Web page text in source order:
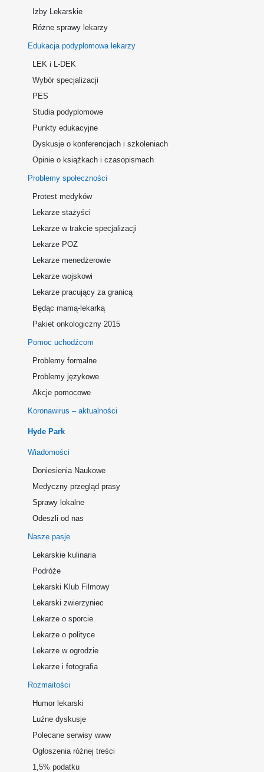
Izby Lekarskie
Różne sprawy lekarzy
Edukacja podyplomowa lekarzy
LEK i L-DEK
Wybór specjalizacji
PES
Studia podyplomowe
Punkty edukacyjne
Dyskusje o konferencjach i szkoleniach
Opinie o książkach i czasopismach
Problemy społeczności
Protest medyków
Lekarze stażyści
Lekarze w trakcie specjalizacji
Lekarze POZ
Lekarze menedżerowie
Lekarze wojskowi
Lekarze pracujący za granicą
Będąc mamą-lekarką
Pakiet onkologiczny 2015
Pomoc uchodźcom
Problemy formalne
Problemy językowe
Akcje pomocowe
Koronawirus – aktualności
Hyde Park
Wiadomości
Doniesienia Naukowe
Medyczny przegląd prasy
Sprawy lokalne
Odeszli od nas
Nasze pasje
Lekarskie kulinaria
Podróże
Lekarski Klub Filmowy
Lekarski zwierzyniec
Lekarze o sporcie
Lekarze o polityce
Lekarze w ogrodzie
Lekarze i fotografia
Rozmaitości
Humor lekarski
Luźne dyskusje
Polecane serwisy www
Ogłoszenia różnej treści
1,5% podatku